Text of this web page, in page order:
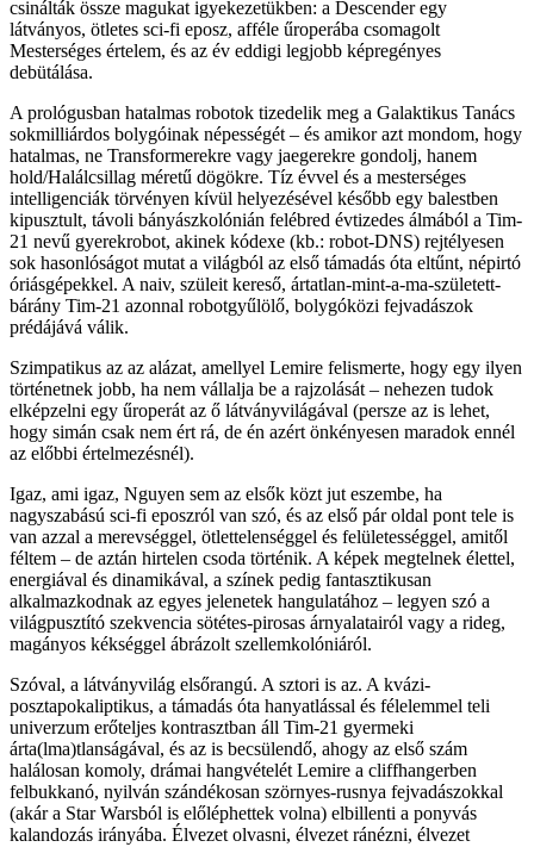
csinálták össze magukat igyekezetükben: a Descender egy
látványos, ötletes sci-fi eposz, afféle űroperába csomagolt
Mesterséges értelem, és az év eddigi legjobb képregényes
debütálása.
A prológusban hatalmas robotok tizedelik meg a Galaktikus Tanács
sokmilliárdos bolygóinak népességét – és amikor azt mondom, hogy
hatalmas, ne Transformerekre vagy jaegerekre gondolj, hanem
hold/Halálcsillag méretű dögökre. Tíz évvel és a mesterséges
intelligenciák törvényen kívül helyezésével később egy balestben
kipusztult, távoli bányászkolónián felébred évtizedes álmából a Tim-
21 nevű gyerekrobot, akinek kódexe (kb.: robot-DNS) rejtélyesen
sok hasonlóságot mutat a világból az első támadás óta eltűnt, népirtó
óriásgépekkel. A naiv, szüleit kereső, ártatlan-mint-a-ma-született-
bárány Tim-21 azonnal robotgyűlölő, bolygóközi fejvadászok
prédájává válik.
Szimpatikus az az alázat, amellyel Lemire felismerte, hogy egy ilyen
történetnek jobb, ha nem vállalja be a rajzolását – nehezen tudok
elképzelni egy űroperát az ő látványvilágával (persze az is lehet,
hogy simán csak nem ért rá, de én azért önkényesen maradok ennél
az előbbi értelmezésnél).
Igaz, ami igaz, Nguyen sem az elsők közt jut eszembe, ha
nagyszabású sci-fi eposzról van szó, és az első pár oldal pont tele is
van azzal a merevséggel, ötlettelenséggel és felületességgel, amitől
féltem – de aztán hirtelen csoda történik. A képek megtelnek élettel,
energiával és dinamikával, a színek pedig fantasztikusan
alkalmazkodnak az egyes jelenetek hangulatához – legyen szó a
világpusztító szekvencia sötétes-pirosas árnyalatairól vagy a rideg,
magányos kékséggel ábrázolt szellemkolóniáról.
Szóval, a látványvilág elsőrangú. A sztori is az. A kvázi-
posztapokaliptikus, a támadás óta hanyatlással és félelemmel teli
univerzum erőteljes kontrasztban áll Tim-21 gyermeki
árta(lma)tlanságával, és az is becsülendő, ahogy az első szám
halálosan komoly, drámai hangvételét Lemire a cliffhangerben
felbukkanó, nyilván szándékosan szörnyes-rusnya fejvadászokkal
(akár a Star Warsból is előléphettek volna) elbillenti a ponyvás
kalandozás irányába. Élvezet olvasni, élvezet ránézni, élvezet